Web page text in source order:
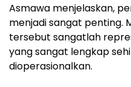
Asmawa menjelaskan,
menjadi sangat penting.
tersebut sangatlah
yang sangat lengkap
dioperasionalkan.